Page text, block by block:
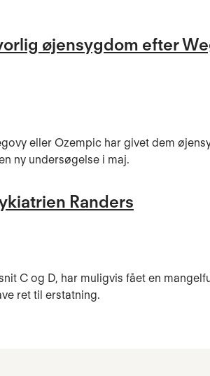
øjensygdom efter
eller Ozempic har givet dem
ny undersøgelse i maj.
Randers
C og D, har muligvis fået en
ret til erstatning.